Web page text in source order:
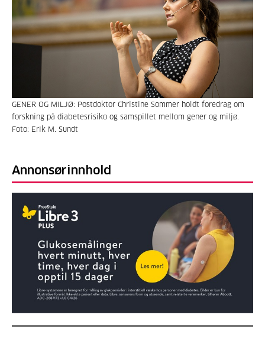
GENER OG MILJØ: Postdoktor Christine Sommer holdt foredrag om
forskning på diabetesrisiko og samspillet mellom gener og miljø.
Foto: Erik M. Sundt
Annonsørinnhold